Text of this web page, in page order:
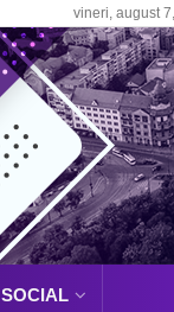
vineri, august
SOCIAL